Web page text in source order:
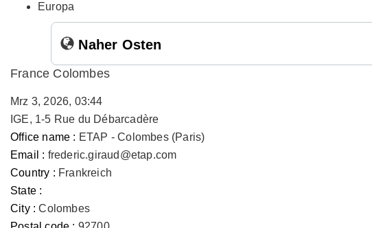
Europa
Naher Osten
France Colombes
Mrz 3, 2026, 03:44
IGE, 1-5 Rue du Débarcadère
Office name : ETAP - Colombes (Paris)
Email : frederic.giraud@etap.com
Country : Frankreich
State :
City : Colombes